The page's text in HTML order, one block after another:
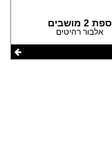
ספת 2 מושבים
אלבור רהיטים